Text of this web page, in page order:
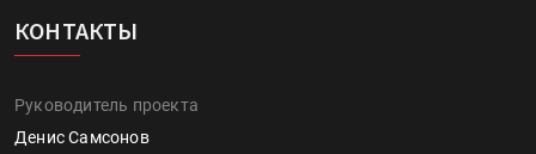
КОНТАКТЫ
Руководитель проекта
Денис Самсонов